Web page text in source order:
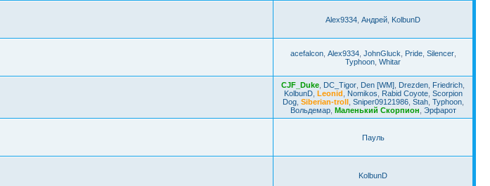
Alex9334 Андрей KolbunD
acefalcon, Alex9334, JohnGluck Pride, Silencer,
Typhoon Whitar
CJF_Duke DC_Tigor Den [WM] Drezden Friedrich
KolbunD, Leonid Nomikos Rabid Coyote, Scorpion
Dog, Siberian-troll, Sniper09121986, Stah, Typhoon,
Вольдемар, Маленький Скорпион Эрфарот
Пауль
KolbunD